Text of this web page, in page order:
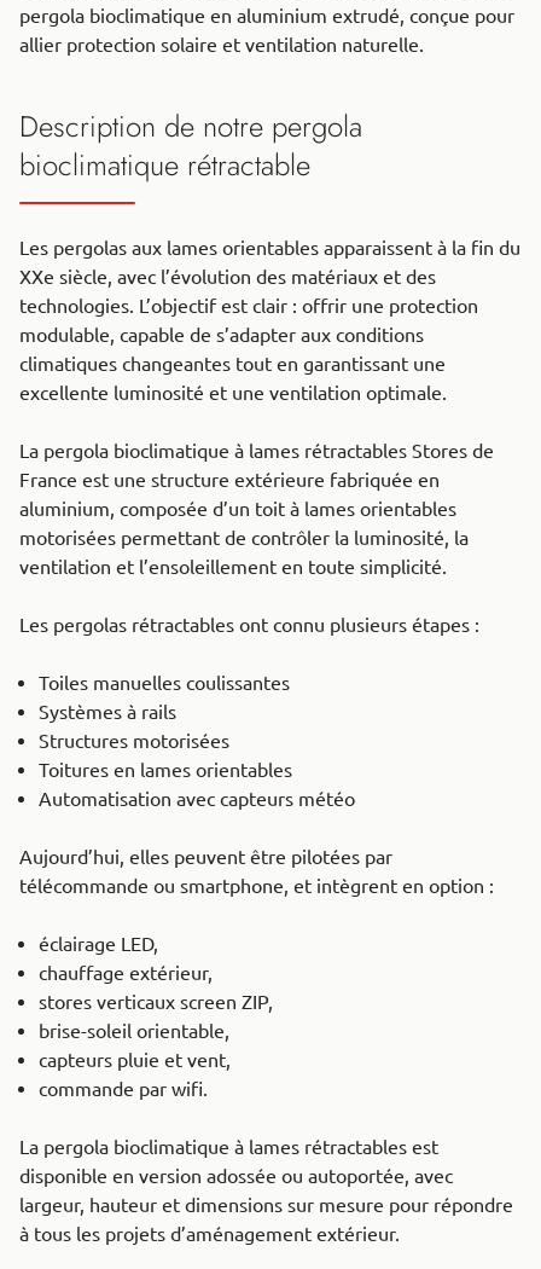
pergola bioclimatique en aluminium extrudé, conçue pour
allier protection solaire et ventilation naturelle.
Description de notre pergola
bioclimatique rétractable
Les pergolas aux lames orientables apparaissent à la fin du
XXe siècle, avec l’évolution des matériaux et des
technologies. L’objectif est clair : offrir une protection
modulable, capable de s’adapter aux conditions
climatiques changeantes tout en garantissant une
excellente luminosité et une ventilation optimale.
La pergola bioclimatique à lames rétractables Stores de
France est une structure extérieure fabriquée en
aluminium, composée d’un toit à lames orientables
motorisées permettant de contrôler la luminosité, la
ventilation et l’ensoleillement en toute simplicité.
Les pergolas rétractables ont connu plusieurs étapes :
Toiles manuelles coulissantes
Systèmes à rails
Structures motorisées
Toitures en lames orientables
Automatisation avec capteurs météo
Aujourd’hui, elles peuvent être pilotées par
télécommande ou smartphone, et intègrent en option :
éclairage LED,
chauffage extérieur,
stores verticaux screen ZIP,
brise-soleil orientable,
capteurs pluie et vent,
commande par wifi.
La pergola bioclimatique à lames rétractables est
disponible en version adossée ou autoportée, avec
largeur, hauteur et dimensions sur mesure pour répondre
à tous les projets d’aménagement extérieur.